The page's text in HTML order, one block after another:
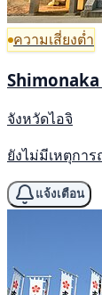
ความเสี่ยงต่ำ
จังหวัดไอจิ
ยังไม่มีเหตุกา
แจ้งเตือน